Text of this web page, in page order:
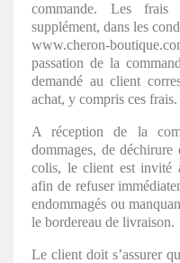
commande. Les frais
supplément, dans les
www.cheron-
passation de la
demandé au client
achat, y compris ces frais.
A réception de la
dommages, de déchirure
colis, le client est invité
afin de refuser
endommagés ou
le bordereau de livraison.
Le client doit s’assurer